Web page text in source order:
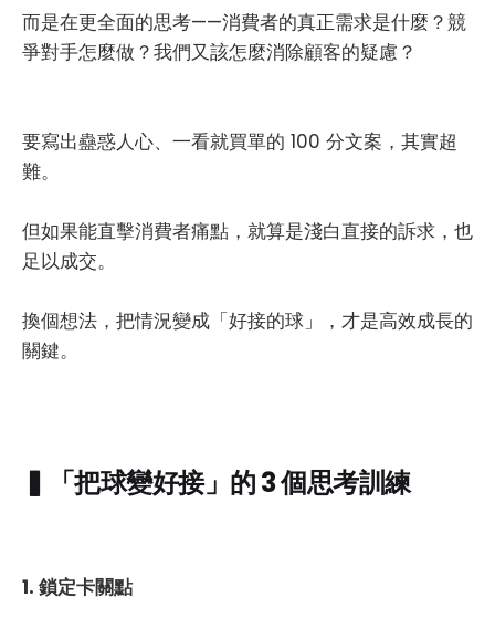
而是在更全面的思考——消費者的真正需求是什麼？競
爭對手怎麼做？我們又該怎麼消除顧客的疑慮？
要寫出蠱惑人心、一看就買單的 100 分文案，其實超
難。
但如果能直擊消費者痛點，就算是淺白直接的訴求，也
足以成交。
換個想法，把情況變成「好接的球」，才是高效成長的
關鍵。
▍「把球變好接」的 3 個思考訓練
1. 鎖定卡關點